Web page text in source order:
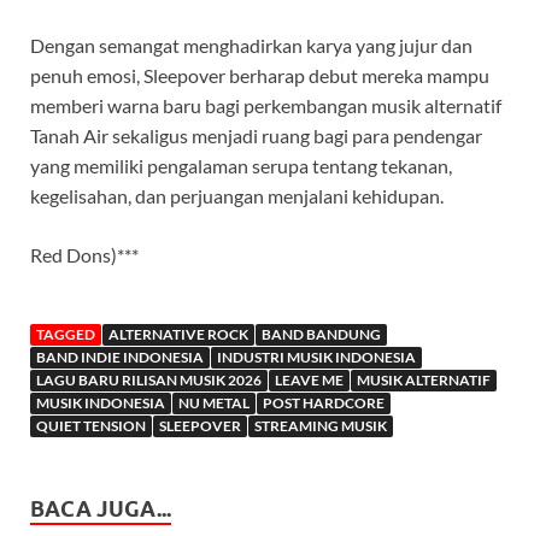
Dengan semangat menghadirkan karya yang jujur dan
penuh emosi, Sleepover berharap debut mereka mampu
memberi warna baru bagi perkembangan musik alternatif
Tanah Air sekaligus menjadi ruang bagi para pendengar
yang memiliki pengalaman serupa tentang tekanan,
kegelisahan, dan perjuangan menjalani kehidupan.
Red Dons)***
TAGGED ALTERNATIVE ROCK
BAND BANDUNG
BAND INDIE INDONESIA
INDUSTRI MUSIK INDONESIA
LAGU BARU RILISAN MUSIK 2026
LEAVE ME
MUSIK ALTERNATIF
MUSIK INDONESIA
NU METAL
POST HARDCORE
QUIET TENSION
SLEEPOVER STREAMING MUSIK
BACA JUGA...